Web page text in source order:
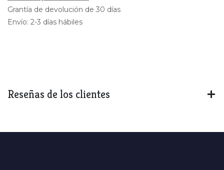
Grantía de devolución de 30 días
Envío: 2-3 días hábiles
Reseñas de los clientes